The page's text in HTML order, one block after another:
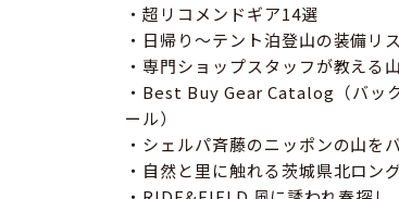
・超リコメンドギア14選
・日帰り〜テント泊登山の装備リ
・専門ショップスタッフが教える
・Best Buy Gear Catalog（バッ
ール）
・シェルパ斉藤のニッポンの山を
・自然と里に触れる茨城県北ロン